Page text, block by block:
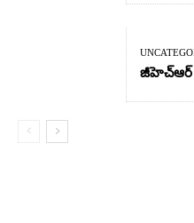
జీహెచ్ఆర్‌